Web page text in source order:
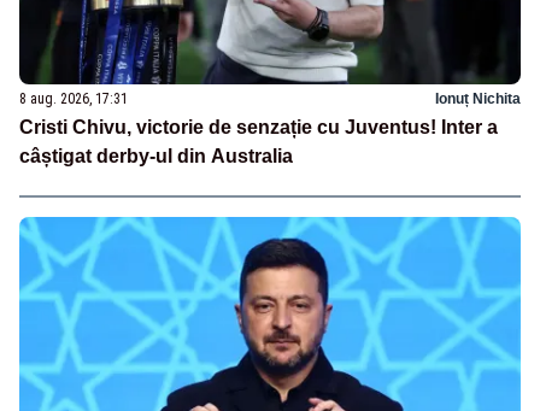
8 aug. 2026, 17:31 Ionuț Nichita
Cristi Chivu, victorie de senzație cu Juventus! Inter a
câștigat derby-ul din Australia